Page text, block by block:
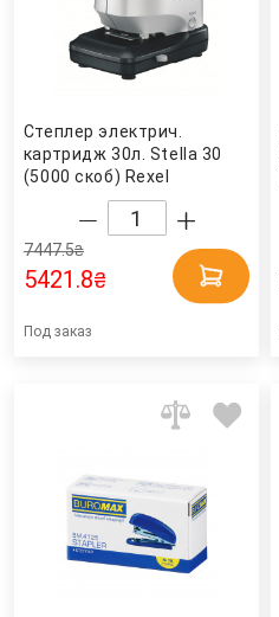
Степлер электрич.
картридж 30л. Stella 30
(5000 скоб) Rexel
7447.5₴
5421.8₴
Под заказ